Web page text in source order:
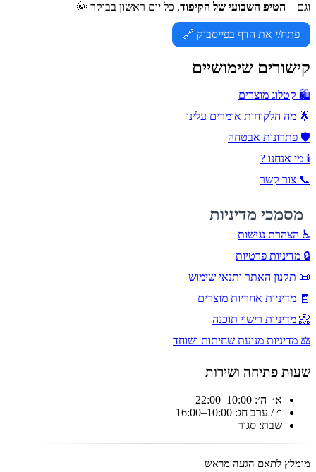
וגם – הטיפ השבועי של הקיפוד, כל יום ראשון בבוקר 🌞
פתח/י את הדף בפייסבוק 🔗
קישורים שימושיים
🛍️ קטלוג מוצרים
🌟 מה הלקוחות אומרים עלינו
🛡️ פתרונות אבטחה
ℹ️ מי אנחנו ?
📞 צור קשר
מסמכי מדיניות
♿ הצהרת נגישות
🔒 מדיניות פרטיות
📜 תקנון האתר ותנאי שימוש
🧾 מדיניות אחריות מוצרים
📀 מדיניות רישוי תוכנה
⚖️ מדיניות מניעת שחיתות ושוחד
שעות פתיחה ושירות
א׳–ה׳: 10:00–22:00
ו׳ / ערב חג: 10:00–16:00
שבת: סגור
מומלץ לתאם הגעה מראש